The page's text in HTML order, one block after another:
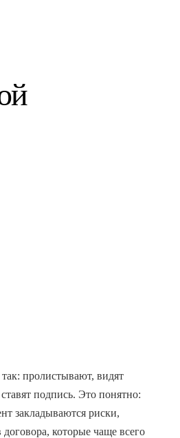
пролистывают, видят
подпись. Это понятно:
закладываются риски,
которые чаще всего